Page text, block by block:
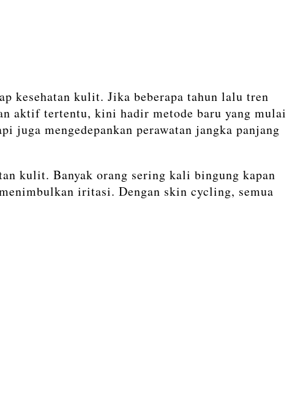
kesehatan kulit. Jika beberapa tahun lalu tren
aktif tertentu, kini hadir metode baru yang mulai
juga mengedepankan perawatan jangka panjang
kulit. Banyak orang sering kali bingung kapan
iritasi. Dengan skin cycling, semua